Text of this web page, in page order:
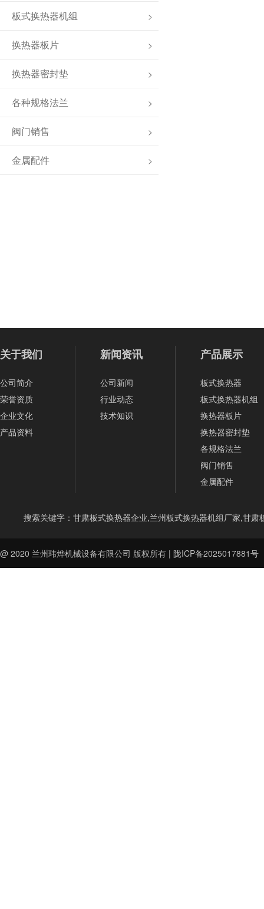
板式换热器机组 >
换热器板片 >
换热器密封垫 >
各种规格法兰 >
阀门销售 >
金属配件 >
关于我们
公司简介
荣誉资质
企业文化
产品资料
新闻资讯
公司新闻
行业动态
技术知识
产品展示
板式换热器
板式换热器机组
换热器板片
换热器密封垫
各规格法兰
阀门销售
金属配件
搜索关键字：甘肃板式换热器企业,兰州板式换热器机组厂家,甘
@ 2020 兰州玮烨机械设备有限公司 版权所有 | 陇ICP备2025017881号